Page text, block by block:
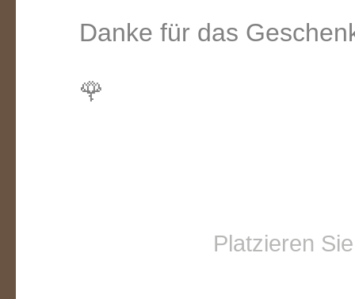
Danke für das
🌹
Platzieren